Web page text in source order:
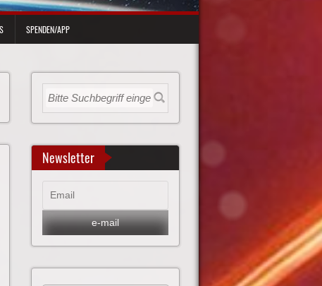
SPENDEN/APP
Newsletter